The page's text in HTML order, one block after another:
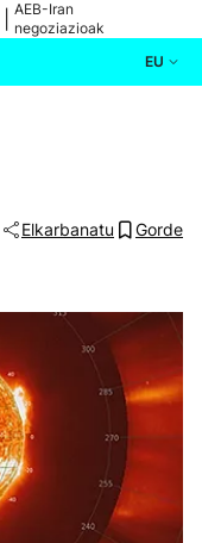
AEB-Iran
negoziazioak
EU
Elkarbanatu Gorde